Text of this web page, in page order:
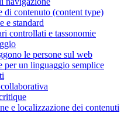
di contenuto (content type)
e standard
controllati e tassonomie
le persone sul web
per un linguaggio semplice
e localizzazione dei contenuti